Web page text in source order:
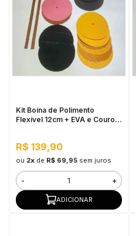
Kit Boina de Polimento
Flexível 12cm + EVA e Couro -
R$ 139,90
ou 2xde R$ 69,95 sem juros
- +
ADICIONAR